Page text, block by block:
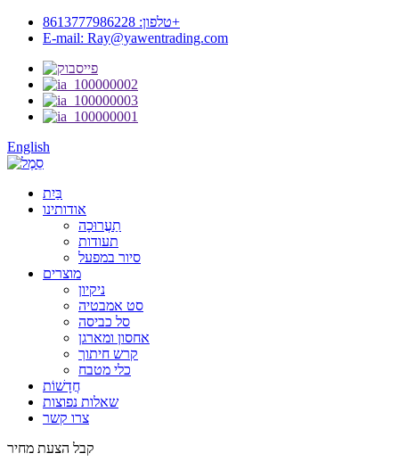
טלפון: 8613777986228+
E-mail: Ray@yawentrading.com
English
בַּיִת
אודותינו
תַעֲרוּכָה
תעודות
סיור במפעל
מוצרים
ניקיון
סט אמבטיה
סל כביסה
אחסון ומארגן
קרש חיתוך
כלי מטבח
חֲדָשׁוֹת
שאלות נפוצות
צרו קשר
קבל הצעת מחיר